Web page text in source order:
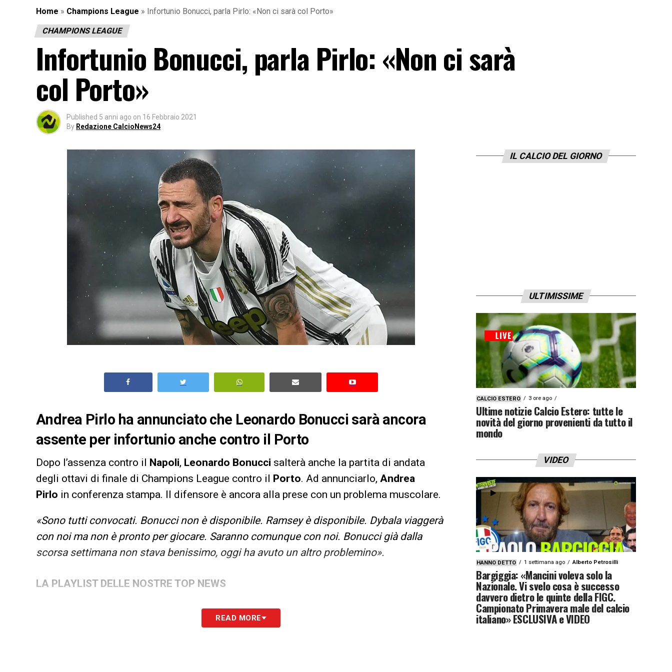
Home » Champions League » Infortunio Bonucci, parla Pirlo: «Non ci sarà col Porto»
CHAMPIONS LEAGUE
Infortunio Bonucci, parla Pirlo: «Non ci sarà
col Porto»
Published 5 anni ago on 16 Febbraio 2021
By Redazione CalcioNews24
Andrea Pirlo ha annunciato che Leonardo Bonucci sarà ancora
assente per infortunio anche contro il Porto
Dopo l’assenza contro il Napoli, Leonardo Bonucci salterà anche la partita di andata
degli ottavi di finale di Champions League contro il Porto. Ad annunciarlo, Andrea
Pirlo in conferenza stampa. Il difensore è ancora alla prese con un problema muscolare.
«Sono tutti convocati. Bonucci non è disponibile. Ramsey è disponibile. Dybala viaggerà
con noi ma non è pronto per giocare. Saranno comunque con noi. Bonucci già dalla
scorsa settimana non stava benissimo, oggi ha avuto un altro problemino».
LA PLAYLIST DELLE NOSTRE TOP NEWS
READ MORE
IL CALCIO DEL GIORNO
ULTIMISSIME
CALCIO ESTERO 3 ore ago
Ultime notizie Calcio Estero: tutte le
novità del giorno provenienti da tutto il
mondo
VIDEO
HANNO DETTO 1 settimana ago Alberto Petrosilli
Bargiggia: «Mancini voleva solo la
Nazionale. Vi svelo cosa è successo
davvero dietro le quinte della FIGC.
Campionato Primavera male del calcio
italiano» ESCLUSIVA e VIDEO